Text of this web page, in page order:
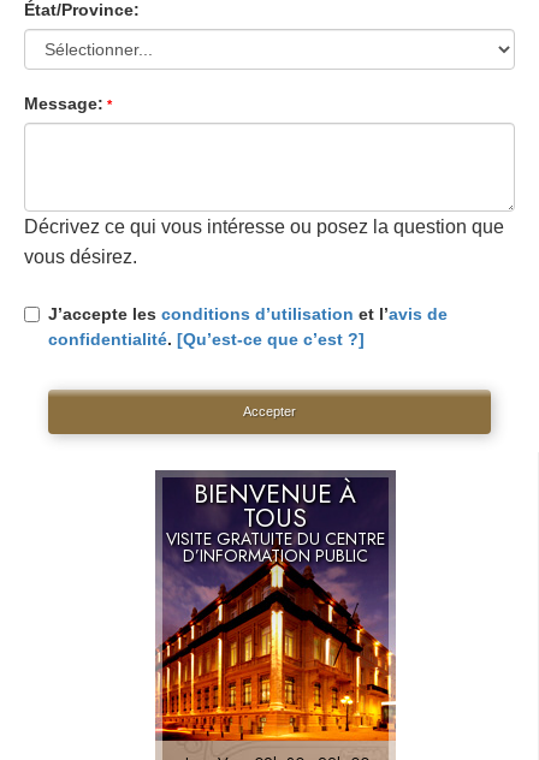
État/Province:
Message:
Décrivez ce qui vous intéresse ou posez la question que
vous désirez.
J’accepte les conditions d’utilisation et l’avis de
confidentialité. [Qu’est-ce que c’est ?]
Accepter
BIENVENUE À
TOUS
VISITE GRATUITE DU CENTRE
D’INFORMATION PUBLIC